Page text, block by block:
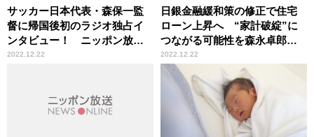
サッカー日本代表・森保一監
督に帰国後初のラジオ独占イ
ンタビュー！ ニッポン放送
『飯田浩司のOK! Cozy up!』
2022.12.22
日銀金融緩和策の修正で住宅
ローン上昇へ “家計破綻”に
つながる可能性を森永卓郎が
指摘
2022.12.22